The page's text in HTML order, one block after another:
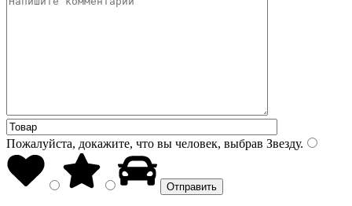
Пожалуйста, докажите, что вы человек, выбрав Звезду.